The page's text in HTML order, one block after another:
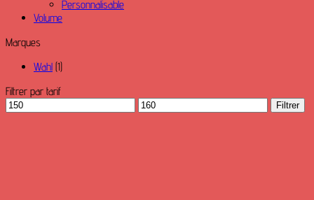
Personnalisable
Volume
Marques
Wahl (1)
Filtrer par tarif
Prix
min
Prix
max
Filtrer